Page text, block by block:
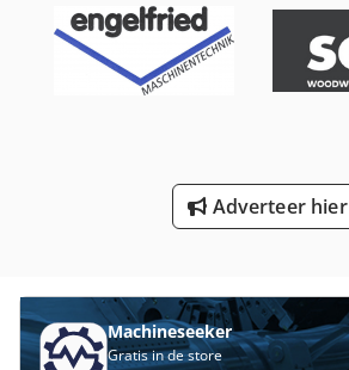
Riemen Voor Machines
Start En Landingsbanen
Werkbank Met InhoudAdverteer hier
Machineseeker
Gratis in de store